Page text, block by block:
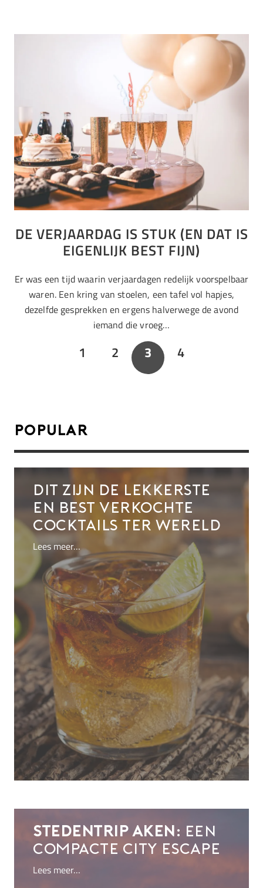
DE VERJAARDAG IS STUK (EN DAT IS
EIGENLIJK BEST FIJN)
Er was een tijd waarin verjaardagen redelijk voorspelbaar
waren. Een kring van stoelen, een tafel vol hapjes,
dezelfde gesprekken en ergens halverwege de avond
iemand die vroeg…
1 2 3 4
Popular
Dit zijn de lekkerste
en best verkochte
cocktails ter wereld
Lees meer…
Stedentrip Aken: een
compacte city escape
Lees meer…